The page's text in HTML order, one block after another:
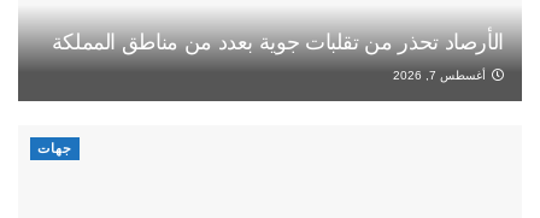
الأرصاد تحذر من تقلبات جوية بعدد من مناطق المملكة
أغسطس 7, 2026
جهات